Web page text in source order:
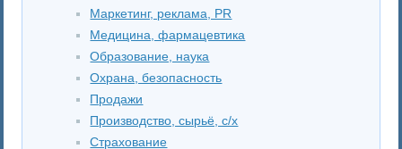
Маркетинг, реклама, PR
Медицина, фармацевтика
Образование, наука
Охрана, безопасность
Продажи
Производство, сырьё, с/х
Страхование